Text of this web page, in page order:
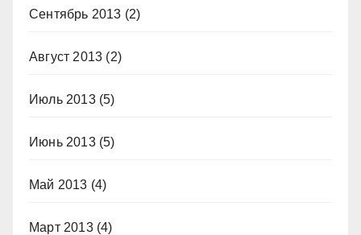
Сентябрь 2013 (2)
Август 2013 (2)
Июль 2013(5)
Июнь 2013(5)
Май 2013 (4)
Март 2013(4)